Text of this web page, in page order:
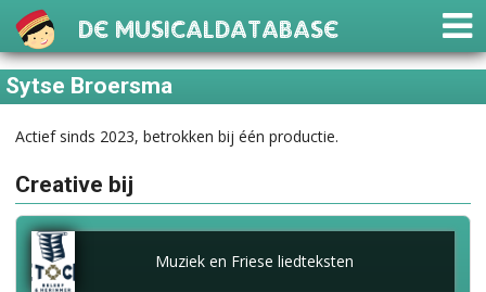
De Musicaldatabase
Sytse Broersma
Actief sinds 2023, betrokken bij één productie.
Creative bij
Muziek en Friese liedteksten